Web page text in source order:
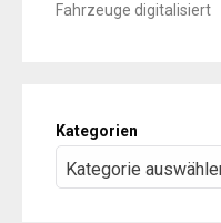
Fahrzeuge digitalisiert
Kategorien